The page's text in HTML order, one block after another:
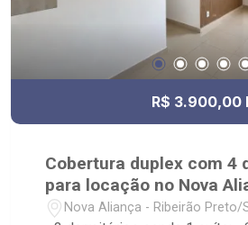
R$ 3.900,00
Cobertura duplex com 4
para locação no Nova
Nova Aliança - Ribeirão Preto/